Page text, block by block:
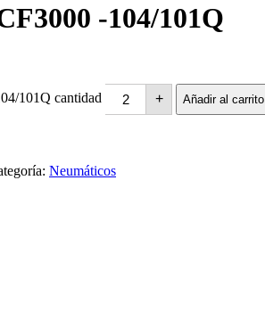
-104/101Q
101Q cantidad + Añadir al carrito
Neumáticos